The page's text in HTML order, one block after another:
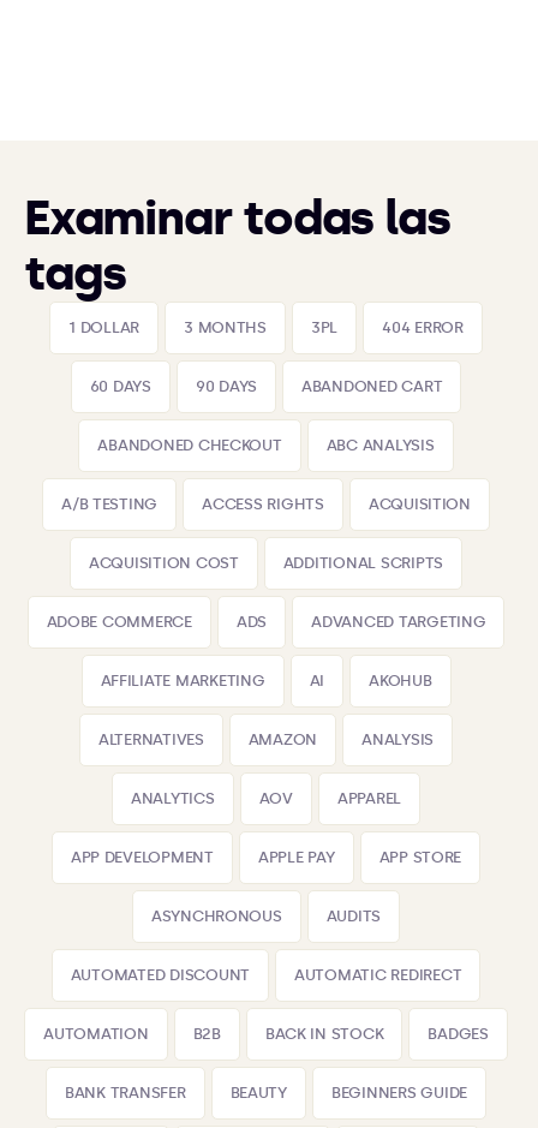
Examinar todas las
tags
1 DOLLAR 3 MONTHS 3PL 404 ERROR
60 DAYS 90 DAYS ABANDONED CART
ABANDONED CHECKOUT ABC ANALYSIS
A/B TESTING ACCESS RIGHTS ACQUISITION
ACQUISITION COST ADDITIONAL SCRIPTS
ADOBE COMMERCE ADS ADVANCED TARGETING
AFFILIATE MARKETING AI AKOHUB
ALTERNATIVES AMAZON ANALYSIS
ANALYTICS AOV APPAREL
APP DEVELOPMENT APPLE PAY APP STORE
ASYNCHRONOUS AUDITS
AUTOMATED DISCOUNT AUTOMATIC REDIRECT
AUTOMATION B2B BACK IN STOCK BADGES
BANK TRANSFER BEAUTY BEGINNERS GUIDE